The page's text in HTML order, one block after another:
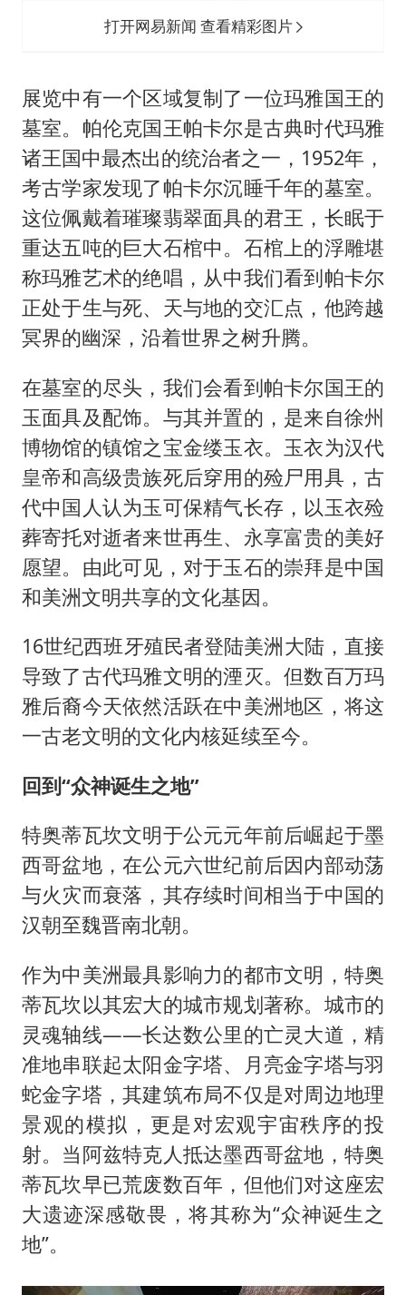
打开网易新闻 查看精彩图片
展览中有一个区域复制了一位玛雅国王的
墓室。帕伦克国王帕卡尔是古典时代玛雅
诸王国中最杰出的统治者之一，1952年，
考古学家发现了帕卡尔沉睡千年的墓室。
这位佩戴着璀璨翡翠面具的君王，长眠于
重达五吨的巨大石棺中。石棺上的浮雕堪
称玛雅艺术的绝唱，从中我们看到帕卡尔
正处于生与死、天与地的交汇点，他跨越
冥界的幽深，沿着世界之树升腾。
在墓室的尽头，我们会看到帕卡尔国王的
玉面具及配饰。与其并置的，是来自徐州
博物馆的镇馆之宝金缕玉衣。玉衣为汉代
皇帝和高级贵族死后穿用的殓尸用具，古
代中国人认为玉可保精气长存，以玉衣殓
葬寄托对逝者来世再生、永享富贵的美好
愿望。由此可见，对于玉石的崇拜是中国
和美洲文明共享的文化基因。
16世纪西班牙殖民者登陆美洲大陆，直接
导致了古代玛雅文明的湮灭。但数百万玛
雅后裔今天依然活跃在中美洲地区，将这
一古老文明的文化内核延续至今。
回到“众神诞生之地”
特奥蒂瓦坎文明于公元元年前后崛起于墨
西哥盆地，在公元六世纪前后因内部动荡
与火灾而衰落，其存续时间相当于中国的
汉朝至魏晋南北朝。
作为中美洲最具影响力的都市文明，特奥
蒂瓦坎以其宏大的城市规划著称。城市的
灵魂轴线——长达数公里的亡灵大道，精
准地串联起太阳金字塔、月亮金字塔与羽
蛇金字塔，其建筑布局不仅是对周边地理
景观的模拟，更是对宏观宇宙秩序的投
射。当阿兹特克人抵达墨西哥盆地，特奥
蒂瓦坎早已荒废数百年，但他们对这座宏
大遗迹深感敬畏，将其称为“众神诞生之
地”。